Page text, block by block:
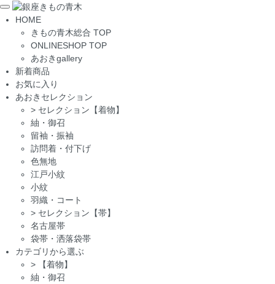
Toggle
navigation
HOME
きもの青木総合 TOP
ONLINESHOP TOP
あおきgallery
新着商品
お気に入り
あおきセレクション
> セレクション【着物】
紬・御召
留袖・振袖
訪問着・付下げ
色無地
江戸小紋
小紋
羽織・コート
> セレクション【帯】
名古屋帯
袋帯・洒落袋帯
カテゴリから選ぶ
>
【着物】
紬・御召